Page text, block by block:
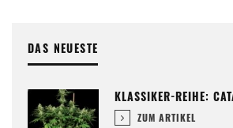
DAS NEUESTE
KLASSIKER-REIHE:
ZUM ARTIKEL